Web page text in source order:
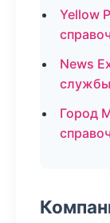
Yellow
News
службы
Город